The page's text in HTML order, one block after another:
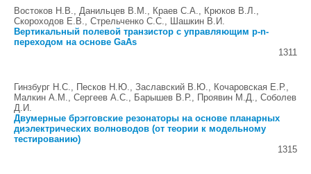
Востоков Н.В., Данильцев В.М., Краев С.А., Крюков В.Л.,
Скороходов Е.В., Стрельченко С.С., Шашкин В.И.
Вертикальный полевой транзистор с управляющим p-n-
переходом на основе GaAs
1311
Гинзбург Н.С., Песков Н.Ю., Заславский В.Ю., Кочаровская Е.Р.,
Малкин А.М., Сергеев А.С., Барышев В.Р., Проявин М.Д., Соболев
Д.И.
Двумерные брэгговские резонаторы на основе планарных
диэлектрических волноводов (от теории к модельному
тестированию)
1315